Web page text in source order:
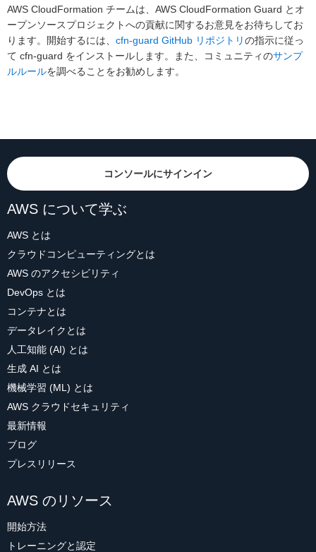
AWS CloudFormation チームは、AWS CloudFormation Guard とオ
ープンソースプロジェクトへの貢献に関するお意見をお待ちしてお
ります。開始するには、 cfn-guard GitHub リポジトリの指示に従っ
て cfn-guard をインストールします。また、コミュニティのサンプ
ルルールを調べることをお勧めします。
コンソールにサインイン
AWS について学ぶ
AWS とは
クラウドコンピューティングとは
AWS のアクセシビリティ
DevOps とは
コンテナとは
データレイクとは
人工知能 (AI) とは
生成 AI とは
機械学習 (ML) とは
AWS クラウドセキュリティ
最新情報
ブログ
プレスリリース
AWS のリソース
開始方法
トレーニングと認定